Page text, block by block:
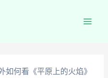
如何看《平原上的火焰》